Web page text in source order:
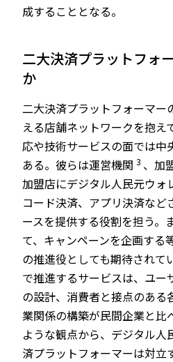
成することとなる。
二大決済プラットフォ
か
二大決済プラットフォーマー
える店舗ネットワークを抱え
応や技術サービスの面では中
ある。彼らは運営機関 3 、加
加盟店にデジタル人民元ウォ
コード決済、アプリ決済など
ースを提供する役割を担う。
て、キャンペーンを企画する
の推進役としても期待されて
で推進するサービスは、ユー
の設計、消費者と接点のある
業関係の構築が民間企業と比
ような観点から、デジタル
済プラットフォーマーは対立